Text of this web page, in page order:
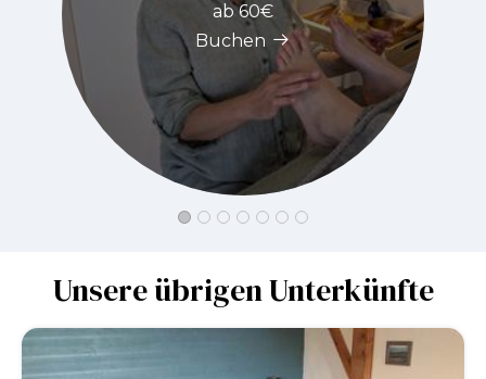
ab 60€
Buchen
Unsere übrigen Unterkünfte